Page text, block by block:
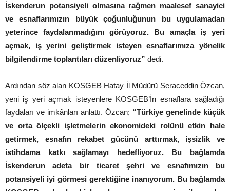
İskenderun potansiyeli olmasına rağmen maalesef sanayici
ve esnaflarımızın büyük çoğunluğunun bu uygulamadan
yeterince faydalanmadığını görüyoruz. Bu amaçla iş yeri
açmak, iş yerini geliştirmek isteyen esnaflarımıza yönelik
bilgilendirme toplantıları düzenliyoruz” dedi.
Ardından söz alan KOSGEB Hatay İl Müdürü Seraceddin Özcan,
yeni iş yeri açmak isteyenlere KOSGEB’İn esnaflara sağladığı
faydaları ve imkânları anlattı. Özcan; “Türkiye genelinde küçük
ve orta ölçekli işletmelerin ekonomideki rolünü etkin hale
getirmek, esnafın rekabet gücünü arttırmak, işsizlik ve
istihdama katkı sağlamayı hedefliyoruz. Bu bağlamda
İskenderun adeta bir ticaret şehri ve esnafımızın bu
potansiyeli iyi görmesi gerektiğine inanıyorum. Bu bağlamda